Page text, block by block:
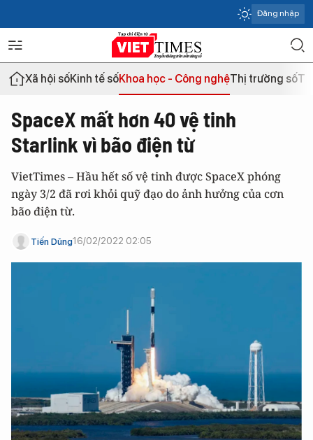
Đăng nhập
Xã hội sốKinh tế sốKhoa học - Công nghệThị trường số
SpaceX mất hơn 40 vệ tinh
Starlink vì bão điện từ
VietTimes – Hầu hết số vệ tinh được SpaceX phóng
ngày 3/2 đã rơi khỏi quỹ đạo do ảnh hưởng của cơn
bão điện từ.
Tiến Dũng16/02/2022 02:05